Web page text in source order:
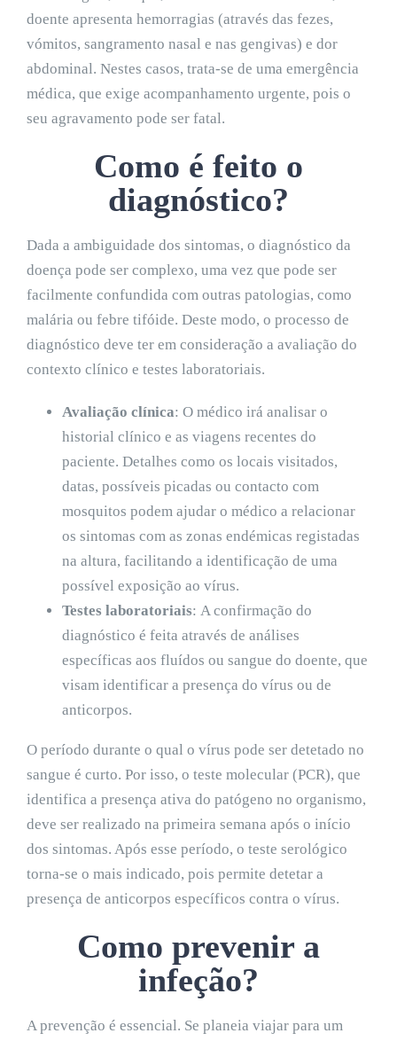
doente apresenta hemorragias (através das fezes,
vómitos, sangramento nasal e nas gengivas) e dor
abdominal. Nestes casos, trata-se de uma emergência
médica, que exige acompanhamento urgente, pois o
seu agravamento pode ser fatal.
Como é feito o
diagnóstico?
Dada a ambiguidade dos sintomas, o diagnóstico da
doença pode ser complexo, uma vez que pode ser
facilmente confundida com outras patologias, como
malária ou febre tifóide. Deste modo, o processo de
diagnóstico deve ter em consideração a avaliação do
contexto clínico e testes laboratoriais.
Avaliação clínica: O médico irá analisar o
historial clínico e as viagens recentes do
paciente. Detalhes como os locais visitados,
datas, possíveis picadas ou contacto com
mosquitos podem ajudar o médico a relacionar
os sintomas com as zonas endémicas registadas
na altura, facilitando a identificação de uma
possível exposição ao vírus.
Testes laboratoriais: A confirmação do
diagnóstico é feita através de análises
específicas aos fluídos ou sangue do doente, que
visam identificar a presença do vírus ou de
anticorpos.
O período durante o qual o vírus pode ser detetado no
sangue é curto. Por isso, o teste molecular (PCR), que
identifica a presença ativa do patógeno no organismo,
deve ser realizado na primeira semana após o início
dos sintomas. Após esse período, o teste serológico
torna-se o mais indicado, pois permite detetar a
presença de anticorpos específicos contra o vírus.
Como prevenir a
infeção?
A prevenção é essencial. Se planeia viajar para um